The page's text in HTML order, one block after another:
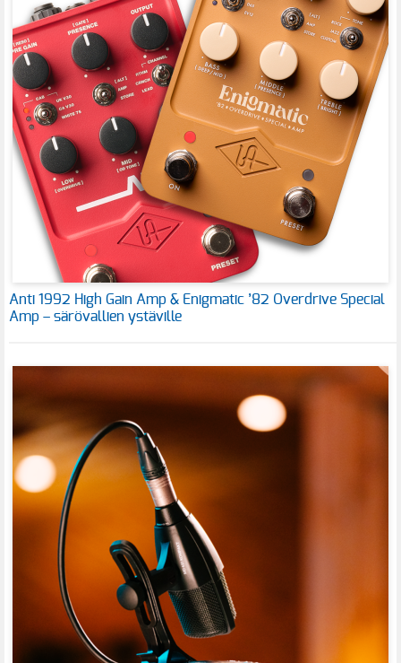
Anti 1992 High Gain Amp & Enigmatic ’82 Overdrive Special
Amp – särövallien ystäville